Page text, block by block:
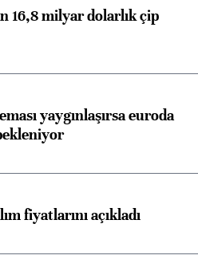
16,8 milyar dolarlık çip
yaygınlaşırsa euroda
fiyatlarını açıkladı